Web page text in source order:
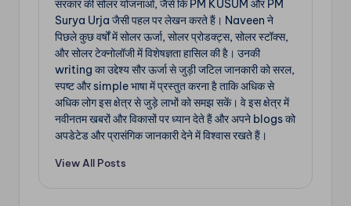
सरकार की सोलर योजनाओं, जैसे कि PM KUSUM और PM
Surya Urja जैसी पहल पर लेखन करते हैं। Naveen ने
पिछले कुछ वर्षों में सोलर ऊर्जा, सोलर प्रोडक्ट्स, सोलर स्टॉक्स,
और सोलर टेक्नोलॉजी में विशेषज्ञता हासिल की है। उनकी
writing का उद्देश्य सौर ऊर्जा से जुड़ी जटिल जानकारी को सरल,
स्पष्ट और simple भाषा में प्रस्तुत करना है ताकि अधिक से
अधिक लोग इस क्षेत्र से जुड़े लाभों को समझ सकें। वे इस क्षेत्र में
नवीनतम खबरों और विकासों पर ध्यान देते हैं और अपने blogs को
अपडेटेड और प्रासंगिक जानकारी देने में विश्वास रखते हैं।
View All Posts